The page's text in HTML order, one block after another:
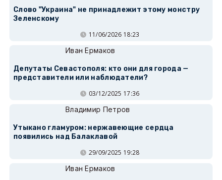
Слово "Украина" не принадлежит этому монстру
Зеленскому
11/06/2026 18:23
Иван Ермаков
Депутаты Севастополя: кто они для города —
представители или наблюдатели?
03/12/2025 17:36
Владимир Петров
Утыкано гламуром: нержавеющие сердца
появились над Балаклавой
29/09/2025 19:28
Иван Ермаков